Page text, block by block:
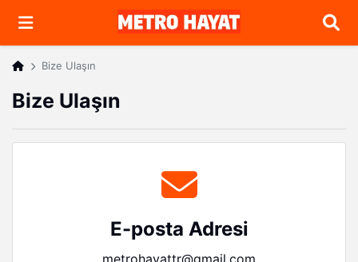
Arama
Bize Ulaşın
Bize Ulaşın
E-posta Adresi